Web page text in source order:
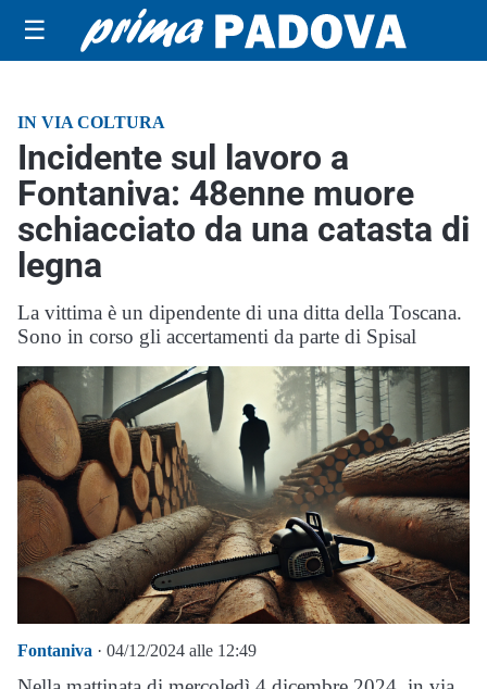
☰
IN VIA COLTURA
Incidente sul lavoro a
Fontaniva: 48enne muore
schiacciato da una catasta di
legna
La vittima è un dipendente di una ditta della Toscana.
Sono in corso gli accertamenti da parte di Spisal
Fontaniva · 04/12/2024 alle 12:49